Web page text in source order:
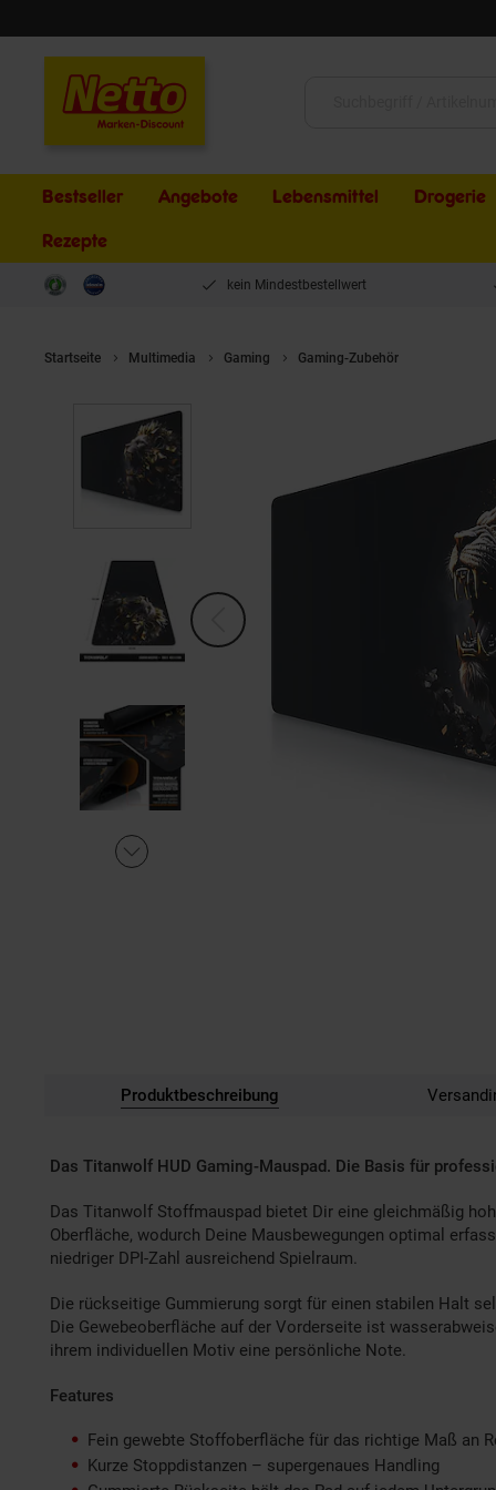
Bestseller Angebote Lebensmittel Drogerie
Rezepte
kein Mindestbestellwert
Startseite Multimedia Gaming Gaming-Zubehör
Produktbeschreibung
Das Titanwolf HUD Gaming-Mauspad. Die Basis für
Das Titanwolf Stoffmauspad bietet Dir eine gleichmäßig
Oberfläche, wodurch Deine Mausbewegungen optimal
niedriger DPI-Zahl ausreichend Spielraum.
Die rückseitige Gummierung sorgt für einen stabilen Halt
Die Gewebeoberfläche auf der Vorderseite ist
ihrem individuellen Motiv eine persönliche Note.
Features
Fein gewebte Stoffoberfläche für das richtige Maß an
Kurze Stoppdistanzen – supergenaues Handling